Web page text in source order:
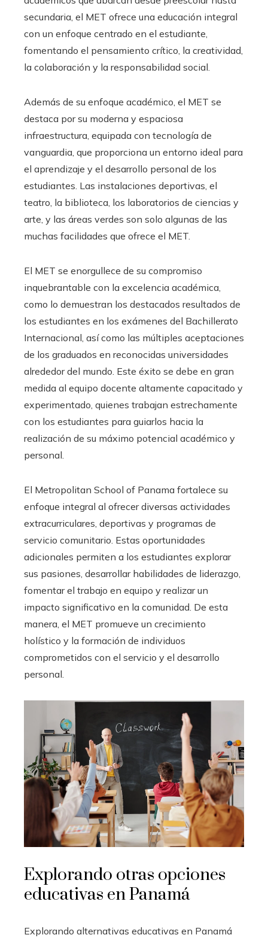
secundaria, el MET ofrece una educación integral
con un enfoque centrado en el estudiante,
fomentando el pensamiento crítico, la creatividad,
la colaboración y la responsabilidad social.
Además de su enfoque académico, el MET se
destaca por su moderna y espaciosa
infraestructura, equipada con tecnología de
vanguardia, que proporciona un entorno ideal para
el aprendizaje y el desarrollo personal de los
estudiantes. Las instalaciones deportivas, el
teatro, la biblioteca, los laboratorios de ciencias y
arte, y las áreas verdes son solo algunas de las
muchas facilidades que ofrece el MET.
El MET se enorgullece de su compromiso
inquebrantable con la excelencia académica,
como lo demuestran los destacados resultados de
los estudiantes en los exámenes del Bachillerato
Internacional, así como las múltiples aceptaciones
de los graduados en reconocidas universidades
alrededor del mundo. Este éxito se debe en gran
medida al equipo docente altamente capacitado y
experimentado, quienes trabajan estrechamente
con los estudiantes para guiarlos hacia la
realización de su máximo potencial académico y
personal.
El Metropolitan School of Panama fortalece su
enfoque integral al ofrecer diversas actividades
extracurriculares, deportivas y programas de
servicio comunitario. Estas oportunidades
adicionales permiten a los estudiantes explorar
sus pasiones, desarrollar habilidades de liderazgo,
fomentar el trabajo en equipo y realizar un
impacto significativo en la comunidad. De esta
manera, el MET promueve un crecimiento
holístico y la formación de individuos
comprometidos con el servicio y el desarrollo
personal.
Explorando otras opciones
educativas en Panamá
Explorando alternativas educativas en Panamá